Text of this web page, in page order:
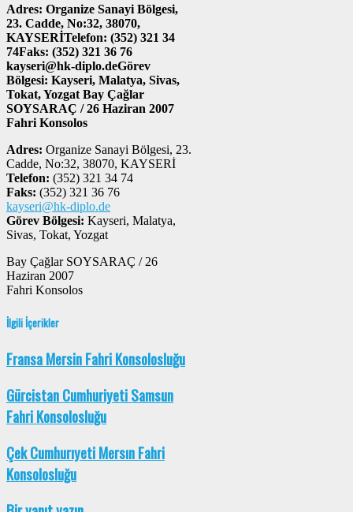
Adres: Organize Sanayi Bölgesi,
23. Cadde, No:32, 38070,
KAYSERİTelefon: (352) 321 34
74Faks: (352) 321 36 76
kayseri@hk-diplo.deGörev
Bölgesi: Kayseri, Malatya, Sivas,
Tokat, Yozgat Bay Çağlar
SOYSARAÇ / 26 Haziran 2007
Fahri Konsolos
Adres: Organize Sanayi Bölgesi, 23.
Cadde, No:32, 38070, KAYSERİ
Telefon: (352) 321 34 74
Faks: (352) 321 36 76
kayseri@hk-diplo.de
Görev Bölgesi: Kayseri, Malatya,
Sivas, Tokat, Yozgat
Bay Çağlar SOYSARAÇ / 26
Haziran 2007
Fahri Konsolos
İlgili İçerikler
Fransa Mersin Fahri Konsolosluğu
Gürcistan Cumhuriyeti Samsun
Fahri Konsolosluğu
Çek Cumhurıyeti Mersın Fahri
Konsolosluğu